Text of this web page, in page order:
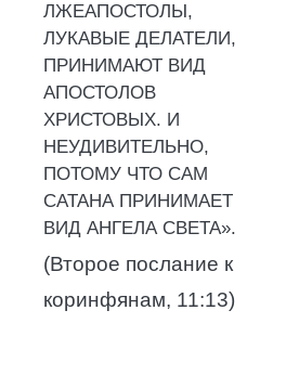
ЛЖЕАПОСТОЛЫ,
ЛУКАВЫЕ ДЕЛАТЕЛИ,
ПРИНИМАЮТ ВИД
АПОСТОЛОВ
ХРИСТОВЫХ. И
НЕУДИВИТЕЛЬНО,
ПОТОМУ ЧТО САМ
САТАНА ПРИНИМАЕТ
ВИД АНГЕЛА СВЕТА».
(Второе послание к
коринфянам, 11:13)